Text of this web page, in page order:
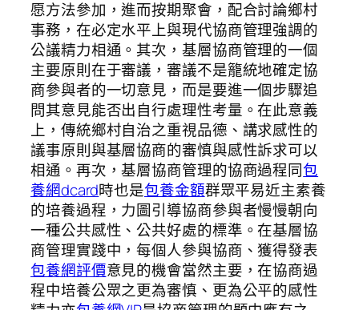
愿方法參加，進而按期聚會，配合討論鄉村
事務，在必定水平上與現代協商管理強調的
公議精力相通。其次，基層協商管理的一個
主要原則在于審議，審議不是籠統地確定協
商參與者的一切意見，而是要進一個步驟追
問其意見能否出自行處理性考量。在此意義
上，傳統鄉村自治之重視品德、講求感性的
議事原則與基層協商的審慎與感性訴求可以
相通。再次，基層協商管理的協商過程同包
養網dcard時也是包養金額群眾平易近主素養
的培養過程，力圖引導協商參與者慢慢朝向
一種公共感性、公共好處的標準。在基層協
商管理實踐中，每個人參與協商、獲得發表
包養網評價意見的機會當然主要，在協商過
程中培養公眾之更為審慎、更為公平的感性